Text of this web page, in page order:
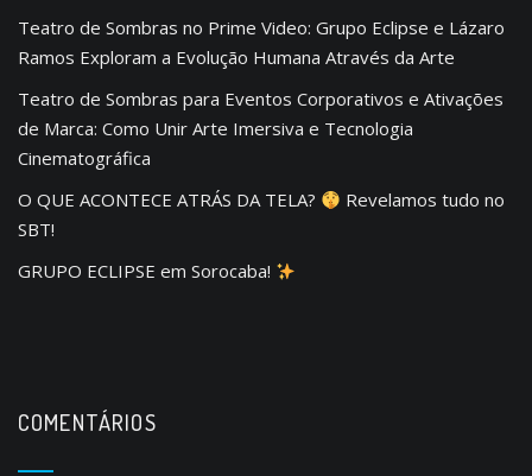
Teatro de Sombras no Prime Video: Grupo Eclipse e Lázaro
Ramos Exploram a Evolução Humana Através da Arte
Teatro de Sombras para Eventos Corporativos e Ativações
de Marca: Como Unir Arte Imersiva e Tecnologia
Cinematográfica
O QUE ACONTECE ATRÁS DA TELA?
Revelamos tudo no
SBT!
GRUPO ECLIPSE em Sorocaba!
COMENTÁRIOS